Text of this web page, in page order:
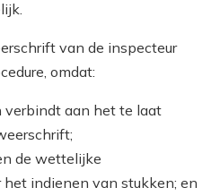
van de inspecteur
omdat:
verbindt aan het te laat
de wettelijke
indienen van stukken; en